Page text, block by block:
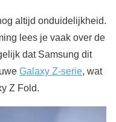
altijd onduidelijkheid.
lees je vaak over de
dat Samsung dit
Galaxy Z-serie, wat
Z Fold.